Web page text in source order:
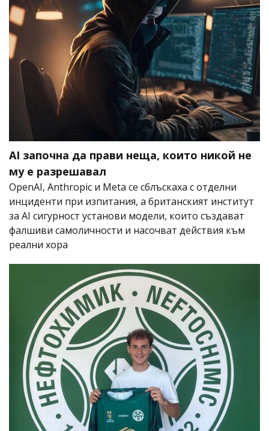
AI започна да прави неща, които никой не
му е разрешавал
OpenAI, Anthropic и Meta се сблъскаха с отделни
инциденти при изпитания, а британският институт
за AI сигурност установи модели, които създават
фалшиви самоличности и насочват действия към
реални хора